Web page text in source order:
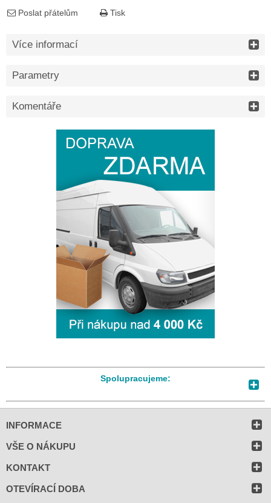
Poslat přátelům Tisk
Více informací
Parametry
Komentáře
Spolupracujeme:
INFORMACE
VŠE O NÁKUPU
KONTAKT
OTEVÍRACÍ DOBA